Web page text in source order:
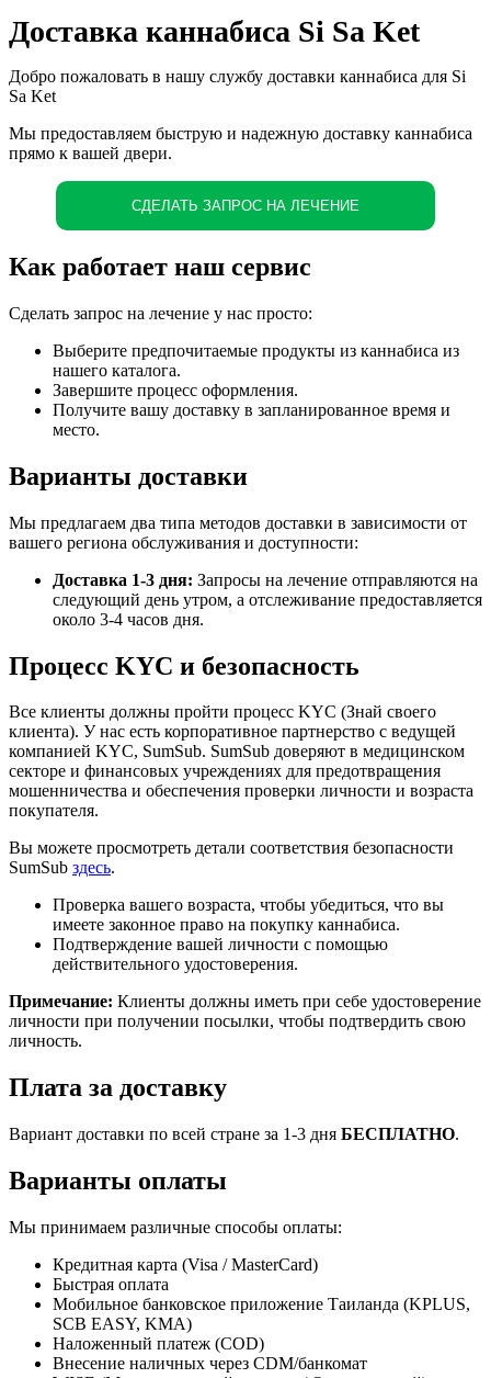
Доставка каннабиса Si Sa Ket
Добро пожаловать в нашу службу доставки каннабиса для Si
Sa Ket
Мы предоставляем быструю и надежную доставку каннабиса
прямо к вашей двери.
СДЕЛАТЬ ЗАПРОС НА ЛЕЧЕНИЕ
Как работает наш сервис
Сделать запрос на лечение у нас просто:
Выберите предпочитаемые продукты из каннабиса из
нашего каталога.
Завершите процесс оформления.
Получите вашу доставку в запланированное время и
место.
Варианты доставки
Мы предлагаем два типа методов доставки в зависимости от
вашего региона обслуживания и доступности:
Доставка 1-3 дня: Запросы на лечение отправляются на
следующий день утром, а отслеживание предоставляется
около 3-4 часов дня.
Процесс KYC и безопасность
Все клиенты должны пройти процесс KYC (Знай своего
клиента). У нас есть корпоративное партнерство с ведущей
компанией KYC, SumSub. SumSub доверяют в медицинском
секторе и финансовых учреждениях для предотвращения
мошенничества и обеспечения проверки личности и возраста
покупателя.
Вы можете просмотреть детали соответствия безопасности
SumSub здесь.
Проверка вашего возраста, чтобы убедиться, что вы
имеете законное право на покупку каннабиса.
Подтверждение вашей личности с помощью
действительного удостоверения.
Примечание: Клиенты должны иметь при себе удостоверение
личности при получении посылки, чтобы подтвердить свою
личность.
Плата за доставку
Вариант доставки по всей стране за 1-3 дня БЕСПЛАТНО.
Варианты оплаты
Мы принимаем различные способы оплаты:
Кредитная карта (Visa / MasterCard)
Быстрая оплата
Мобильное банковское приложение Таиланда (KPLUS,
SCB EASY, KMA)
Наложенный платеж (COD)
Внесение наличных через CDM/банкомат